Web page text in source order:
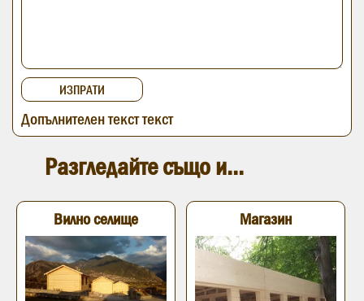
Допълнителен текст текст
Разгледайте също и...
Вилно селище Магазин